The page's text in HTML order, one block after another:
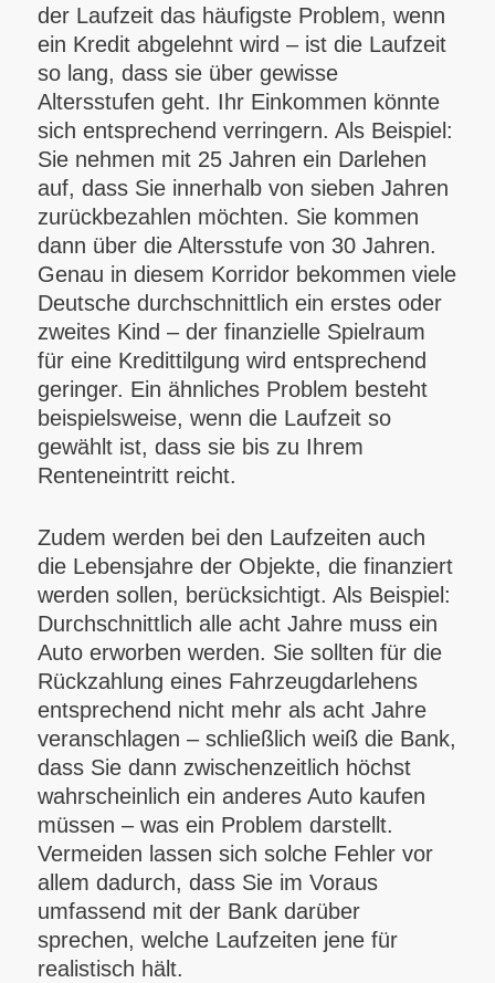
der Laufzeit das häufigste Problem, wenn
ein Kredit abgelehnt wird – ist die Laufzeit
so lang, dass sie über gewisse
Altersstufen geht. Ihr Einkommen könnte
sich entsprechend verringern. Als Beispiel:
Sie nehmen mit 25 Jahren ein Darlehen
auf, dass Sie innerhalb von sieben Jahren
zurückbezahlen möchten. Sie kommen
dann über die Altersstufe von 30 Jahren.
Genau in diesem Korridor bekommen viele
Deutsche durchschnittlich ein erstes oder
zweites Kind – der finanzielle Spielraum
für eine Kredittilgung wird entsprechend
geringer. Ein ähnliches Problem besteht
beispielsweise, wenn die Laufzeit so
gewählt ist, dass sie bis zu Ihrem
Renteneintritt reicht.
Zudem werden bei den Laufzeiten auch
die Lebensjahre der Objekte, die finanziert
werden sollen, berücksichtigt. Als Beispiel:
Durchschnittlich alle acht Jahre muss ein
Auto erworben werden. Sie sollten für die
Rückzahlung eines Fahrzeugdarlehens
entsprechend nicht mehr als acht Jahre
veranschlagen – schließlich weiß die Bank,
dass Sie dann zwischenzeitlich höchst
wahrscheinlich ein anderes Auto kaufen
müssen – was ein Problem darstellt.
Vermeiden lassen sich solche Fehler vor
allem dadurch, dass Sie im Voraus
umfassend mit der Bank darüber
sprechen, welche Laufzeiten jene für
realistisch hält.